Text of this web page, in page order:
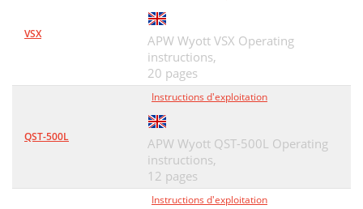
VSX
APW Wyott VSX Operating
instructions,
20 pages
QST-500L
Instructions d'exploitation
APW Wyott QST-500L Operating
instructions,
12 pages
Instructions d'exploitation